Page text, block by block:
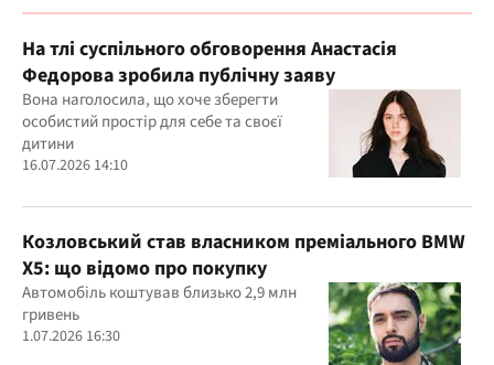
На тлі суспільного обговорення Анастасія
Федорова зробила публічну заяву
Вона наголосила, що хоче зберегти
особистий простір для себе та своєї
дитини
16.07.2026 14:10
Козловський став власником преміального BMW
X5: що відомо про покупку
Автомобіль коштував близько 2,9 млн
гривень
1.07.2026 16:30